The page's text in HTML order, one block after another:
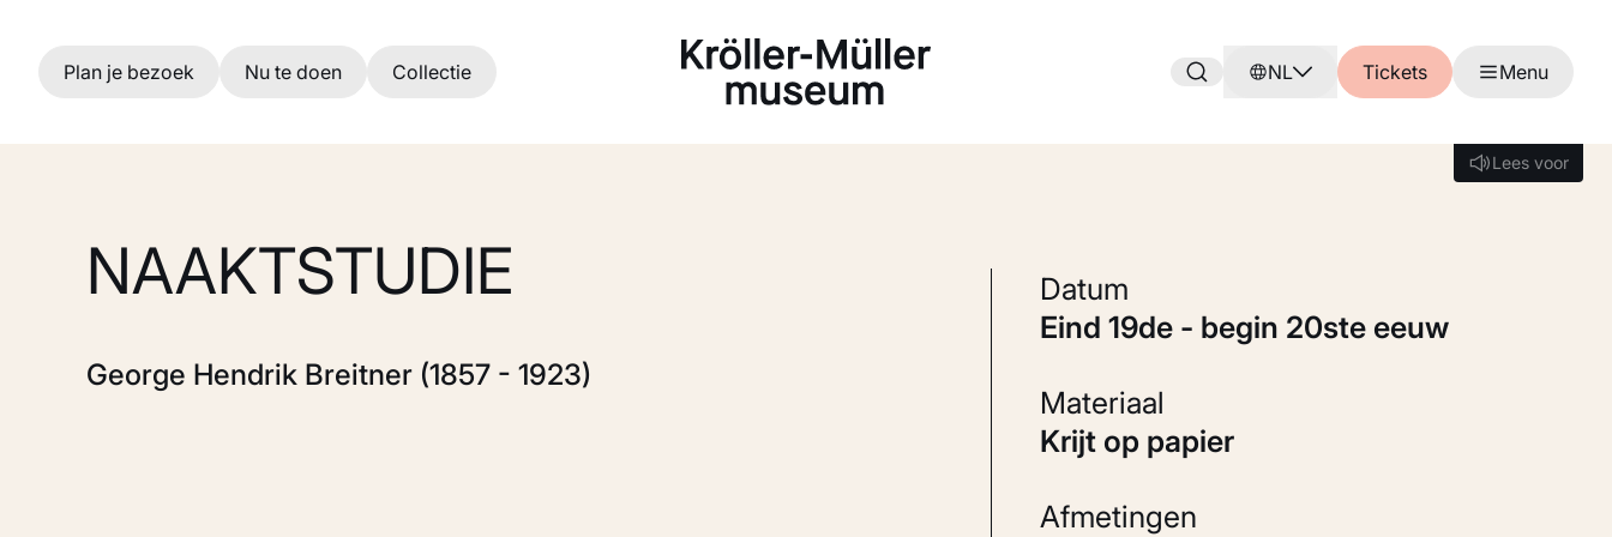
Ga naar hoofdinhoud
Plan je bezoek Nu te doen Collectie NL Tickets Menu
Lees voor
Lees voor
NAAKTSTUDIE
George Hendrik Breitner (1857 - 1923)
Datum
eind 19de - begin 20ste eeuw
Materiaal
Krijt op papier
Afmetingen